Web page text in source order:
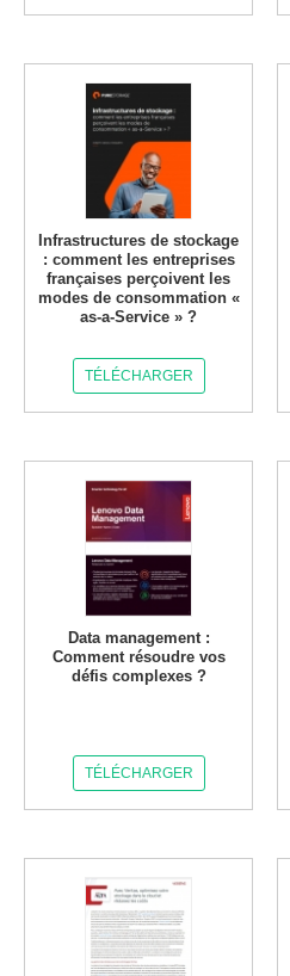
Infrastructures de stockage
: comment les entreprises
françaises perçoivent les
modes de consommation «
as-a-Service » ?
TÉLÉCHARGER
Data management :
Comment résoudre vos
défis complexes ?
TÉLÉCHARGER